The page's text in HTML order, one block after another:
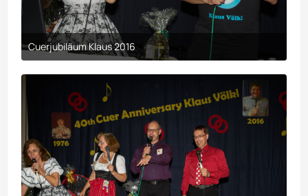
Cuerjubiläum Klaus 2016
9. April 2017 um 00:29